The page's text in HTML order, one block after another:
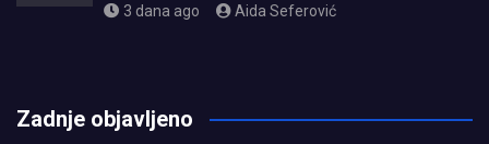
3 dana ago Aida Seferović
Zadnje objavljeno